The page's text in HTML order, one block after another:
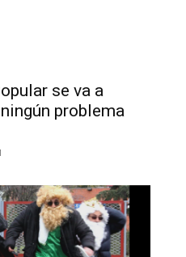
se va a
problema